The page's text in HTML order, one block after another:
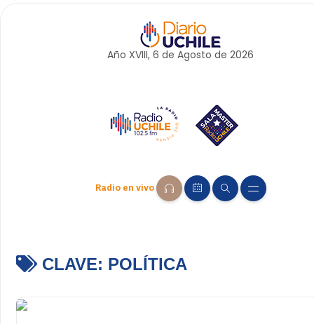
Año XVIII, 6 de Agosto de 2026
Radio en vivo
CLAVE: POLÍTICA